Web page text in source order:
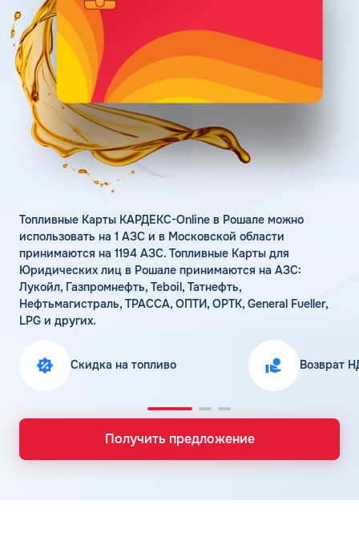
Статьи
Цена бензина и ДТ
Личный кабинет
Карта АЗС
Получить консультацию
Топливные Карты КАРДЕКС-Online в Рошале можно
использовать на 1 АЗС и в Московской области
принимаются на 1194 АЗС. Топливные Карты для
Юридических лиц в Рошале принимаются на АЗС:
Лукойл, Газпромнефть, Teboil, Татнефть,
Нефтьмагистраль, ТРАССА, ОПТИ, ОРТК, General Fueller,
LPG и других.
Скидка на топливо Возврат
Получить предложение